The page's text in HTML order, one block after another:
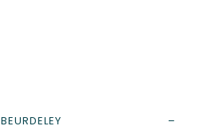
BEURDELEY –